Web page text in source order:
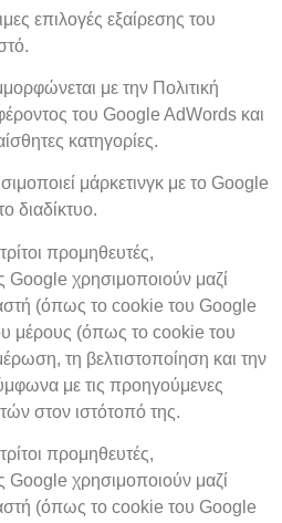
επιλογές εξαίρεσης του
με την Πολιτική
του Google AdWords και
κατηγορίες.
μάρκετινγκ με το Google
διαδίκτυο.
προμηθευτές,
Google χρησιμοποιούν μαζί
(όπως το cookie του Google
μέρους (όπως το cookie του
τη βελτιστοποίηση και την
με τις προηγούμενες
στον ιστότοπό της.
προμηθευτές,
Google χρησιμοποιούν μαζί
(όπως το cookie του Google